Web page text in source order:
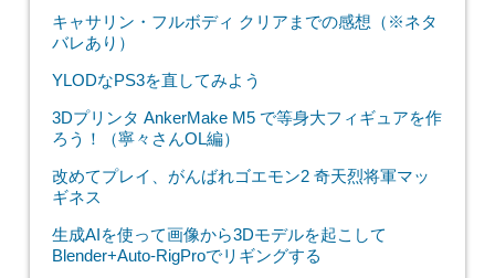
キャサリン・フルボディ クリアまでの感想（※ネタ
バレあり）
YLODなPS3を直してみよう
3Dプリンタ AnkerMake M5 で等身大フィギュアを作
ろう！（寧々さんOL編）
改めてプレイ、がんばれゴエモン2 奇天烈将軍マッ
ギネス
生成AIを使って画像から3Dモデルを起こして
Blender+Auto-RigProでリギングする